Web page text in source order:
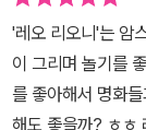
진 비인간적인 사
표현과 철학적인
그의 저작들은 당
몇 달간 읽었다는
'레오 리오니'는 암
이 그리며 놀기를
를 좋아해서 명화
해도 좋을까? ㅎㅎ